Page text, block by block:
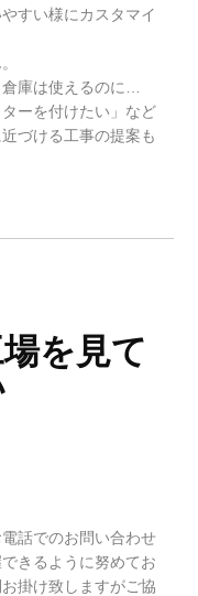
すい様にカスタマイ
庫は使えるのに…
ーを付けたい」など
づける工事の提案も
を見て
話でのお問い合わせ
きるように努めてお
掛け致しますがご協